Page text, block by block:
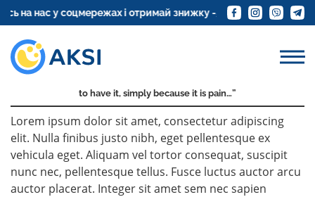
на нас у соцмережах і отримай знижку -5% Замовте
LOREM IPSUM
“Neque porro quisquam est qui dolorem ipsum quia
dolor sit amet, consectetur, adipisci velit…”
to have it, simply because it is pain…”
Lorem ipsum dolor sit amet, consectetur adipiscing
elit. Nulla finibus justo nibh, eget pellentesque ex
vehicula eget. Aliquam vel tortor consequat, suscipit
nunc nec, pellentesque tellus. Fusce luctus auctor arcu
auctor placerat. Integer sit amet sem nec sapien